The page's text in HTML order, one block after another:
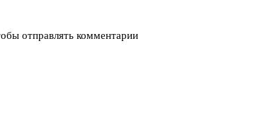
отправлять комментарии